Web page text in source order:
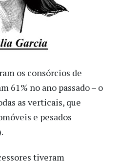
os consórcios de
61% no ano passado – o
as verticais, que
e pesados
tiveram